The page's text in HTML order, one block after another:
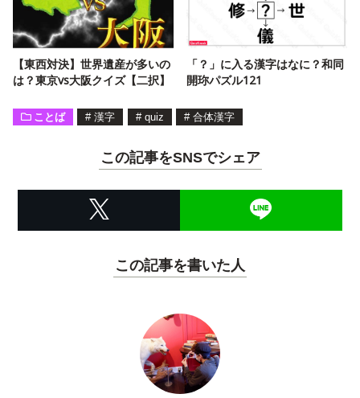
【東西対決】世界遺産が多いの
は？東京vs大阪クイズ【二択】
「？」に入る漢字はなに？和同
開珎パズル121
ことば # 漢字 # quiz # 合体漢字
この記事をSNSでシェア
この記事を書いた人